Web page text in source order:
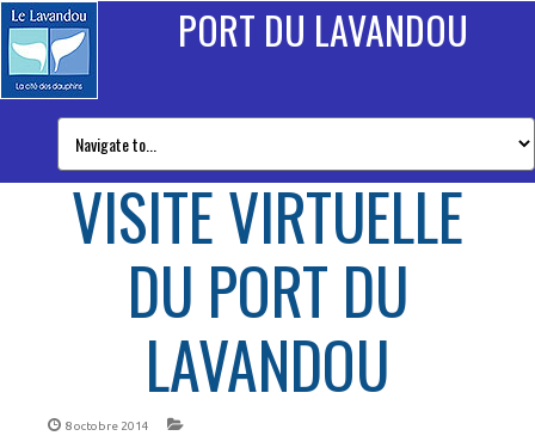
PORT DU LAVANDOU
VISITE VIRTUELLE
DU PORT DU
LAVANDOU
8 octobre 2014